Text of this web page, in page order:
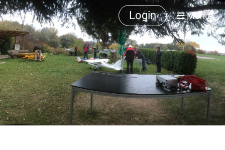
Login Menü